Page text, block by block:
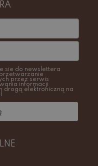
sie do newslettera
przez serwis
informacji
drogą elektroniczną na